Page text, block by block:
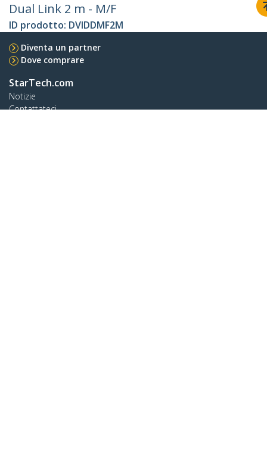
Dual Link 2 m - M/F
ID prodotto: DVIDDMF2M
Diventa un partner
Dove comprare
StarTech.com
Notizie
Contattateci